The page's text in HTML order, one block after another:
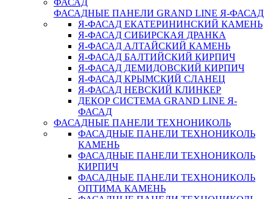
ФАСАДНЫЕ ПАНЕЛИ GRAND LINE Я-ФАСАД
Я-ФАСАД ЕКАТЕРИНИНСКИЙ КАМЕНЬ
Я-ФАСАД СИБИРСКАЯ ДРАНКА
Я-ФАСАД АЛТАЙСКИЙ КАМЕНЬ
Я-ФАСАД БАЛТИЙСКИЙ КИРПИЧ
Я-ФАСАД ДЕМИДОВСКИЙ КИРПИЧ
Я-ФАСАД КРЫМСКИЙ СЛАНЕЦ
Я-ФАСАД НЕВСКИЙ КЛИНКЕР
ДЕКОР СИСТЕМА GRAND LINE Я-
ФАСАД
ФАСАДНЫЕ ПАНЕЛИ ТЕХНОНИКОЛЬ
ФАСАДНЫЕ ПАНЕЛИ ТЕХНОНИКОЛЬ
КАМЕНЬ
ФАСАДНЫЕ ПАНЕЛИ ТЕХНОНИКОЛЬ
КИРПИЧ
ФАСАДНЫЕ ПАНЕЛИ ТЕХНОНИКОЛЬ
ОПТИМА КАМЕНЬ